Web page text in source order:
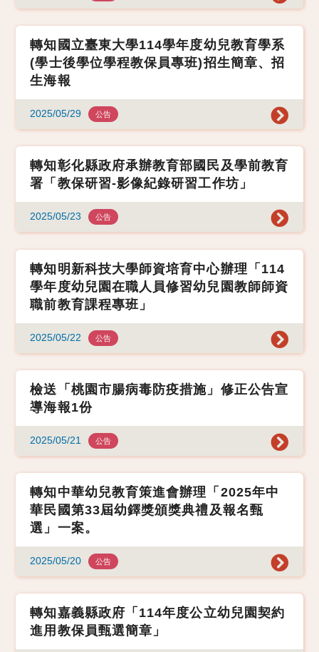
轉知國立臺東大學114學年度幼兒教育學系
(學士後學位學程教保員專班)招生簡章、招
生海報
2025/05/29 公告
轉知彰化縣政府承辦教育部國民及學前教育
署「教保研習-影像紀錄研習工作坊」
2025/05/23 公告
轉知明新科技大學師資培育中心辦理「114
學年度幼兒園在職人員修習幼兒園教師師資
職前教育課程專班」
2025/05/22 公告
檢送「桃園市腸病毒防疫措施」修正公告宣
導海報1份
2025/05/21 公告
轉知中華幼兒教育策進會辦理「2025年中
華民國第33屆幼鐸獎頒獎典禮及報名甄
選」一案。
2025/05/20 公告
轉知嘉義縣政府「114年度公立幼兒園契約
進用教保員甄選簡章」